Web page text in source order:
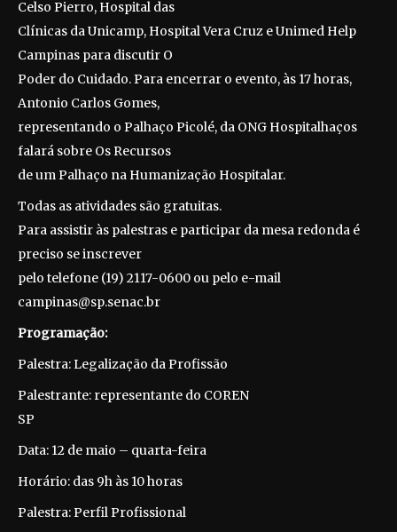
Celso Pierro, Hospital das
Clínicas da Unicamp, Hospital Vera Cruz e Unimed Help
Campinas para discutir O
Poder do Cuidado. Para encerrar o evento, às 17 horas,
Antonio Carlos Gomes,
representando o Palhaço Picolé, da ONG Hospitalhaços
falará sobre Os Recursos
de um Palhaço na Humanização Hospitalar.
Todas as atividades são gratuitas.
Para assistir às palestras e participar da mesa redonda é
preciso se inscrever
pelo telefone (19) 2117-0600 ou pelo e-mail
campinas@sp.senac.br
Programação:
Palestra: Legalização da Profissão
Palestrante: representante do COREN
SP
Data: 12 de maio – quarta-feira
Horário: das 9h às 10 horas
Palestra: Perfil Profissional